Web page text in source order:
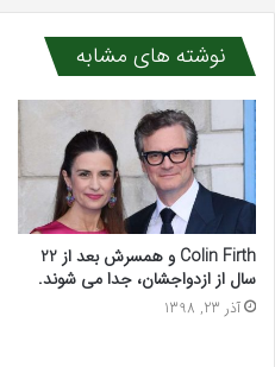
نوشته های مشابه
Colin Firth و همسرش بعد از 22
سال از ازدواجشان، جدا می شوند.
آذر 23, 1398